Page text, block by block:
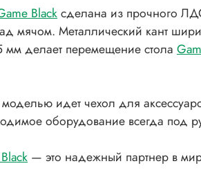
Blackсделана из прочного
мячом. Металлический кант
мм делает перемещение стола
идет чехол для
оборудование всегда под
— это надежный партнер в